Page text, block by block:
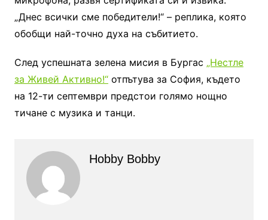
„Днес всички сме победители!“ – реплика, която
обобщи най-точно духа на събитието.
След успешната зелена мисия в Бургас „Нестле
за Живей Активно!“отпътува за София, където
на 12-ти септември предстои голямо нощно
тичане с музика и танци.
Hobby Bobby